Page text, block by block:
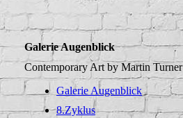
Galerie Augenblick
Contemporary Art by Martin Turner
Galerie Augenblick
8.Zyklus